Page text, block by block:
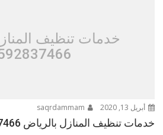
خدمات تنظيف
أبريل 13, 2020
خدمات تنظيف المنازل بالرياض 0592837466